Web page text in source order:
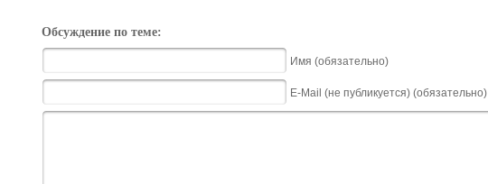
Обсуждение по теме:
Имя (обязательно)
E-Mail (не публикуется) (обязательно)